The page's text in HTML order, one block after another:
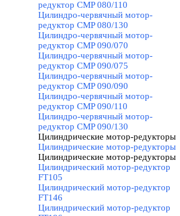
редуктор CMP 080/110
Цилиндро-червячный мотор-
редуктор CMP 080/130
Цилиндро-червячный мотор-
редуктор CMP 090/070
Цилиндро-червячный мотор-
редуктор CMP 090/075
Цилиндро-червячный мотор-
редуктор CMP 090/090
Цилиндро-червячный мотор-
редуктор CMP 090/110
Цилиндро-червячный мотор-
редуктор CMP 090/130
Цилиндрические мотор-редукторы
Цилиндрические мотор-редукторы
Цилиндрические мотор-редукторы
Цилиндрический мотор-редуктор
FT105
Цилиндрический мотор-редуктор
FT146
Цилиндрический мотор-редуктор